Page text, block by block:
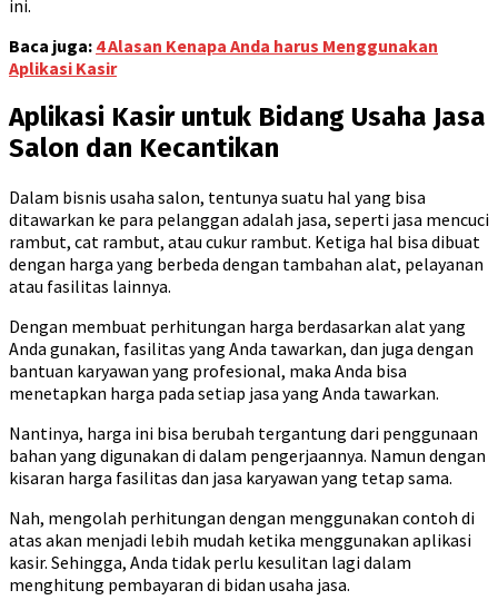
ini.
Baca juga: 4 Alasan Kenapa Anda harus Menggunakan
Aplikasi Kasir
Aplikasi Kasir untuk Bidang Usaha Jasa
Salon dan Kecantikan
Dalam bisnis usaha salon, tentunya suatu hal yang bisa
ditawarkan ke para pelanggan adalah jasa, seperti jasa mencuci
rambut, cat rambut, atau cukur rambut. Ketiga hal bisa dibuat
dengan harga yang berbeda dengan tambahan alat, pelayanan
atau fasilitas lainnya.
Dengan membuat perhitungan harga berdasarkan alat yang
Anda gunakan, fasilitas yang Anda tawarkan, dan juga dengan
bantuan karyawan yang profesional, maka Anda bisa
menetapkan harga pada setiap jasa yang Anda tawarkan.
Nantinya, harga ini bisa berubah tergantung dari penggunaan
bahan yang digunakan di dalam pengerjaannya. Namun dengan
kisaran harga fasilitas dan jasa karyawan yang tetap sama.
Nah, mengolah perhitungan dengan menggunakan contoh di
atas akan menjadi lebih mudah ketika menggunakan aplikasi
kasir. Sehingga, Anda tidak perlu kesulitan lagi dalam
menghitung pembayaran di bidan usaha jasa.